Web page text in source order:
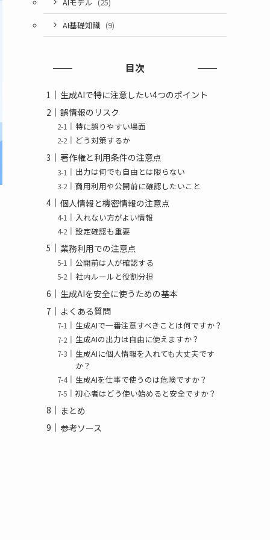
AI基礎知識 (9)
目次
生成AIで特に注意したい4つのポイント
誤情報のリスク
特に誤りやすい場面
どう対策するか
著作権と利用条件の注意点
出力は何でも自由とは限らない
商用利用や公開前に確認したいこと
個人情報と機密情報の注意点
入れない方がよい情報
設定確認も重要
業務利用での注意点
公開前は人が確認する
社内ルールと役割分担
生成AIを安全に使うための基本
よくある質問
生成AIで一番注意すべきことは何ですか？
生成AIの出力は自由に使えますか？
生成AIに個人情報を入れても大丈夫です
か？
生成AIを仕事で使うのは危険ですか？
初心者はどう使い始めると安全ですか？
まとめ
参考ソース